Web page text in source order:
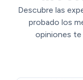
Descubre las
probado los
opiniones te